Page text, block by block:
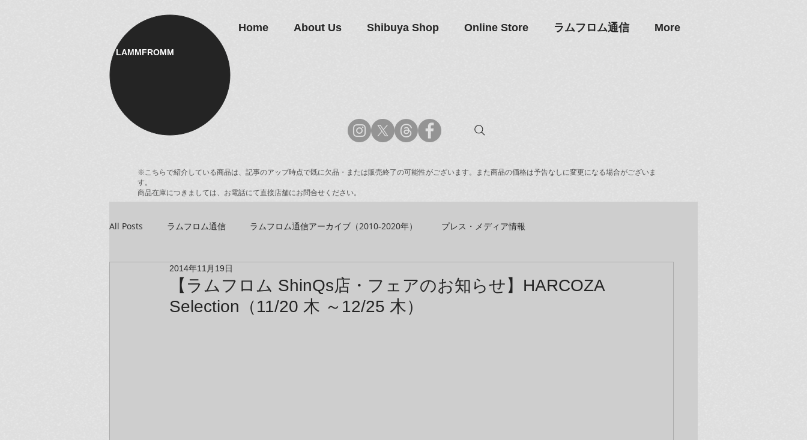
LAMMFROMM​
Home About Us Shibuya Shop Online Store ラムフロム通信 More
※こちらで紹介している商品は、記事のアップ時点で既に欠品・または販売終了の可能性がございます。また商品の価格は予告なしに変更になる場合がございま
す。
商品在庫につきましては、お電話にて直接店舗にお問合せください。
All Posts ラムフロム通信 ラムフロム通信アーカイブ（2010-2020年） プレス・メディア情報
アーティスト＆クリエイター紹介
【ラムフロム ShinQs店・フェアのお知らせ】HARCOZA
Selection（11/20 木 ～12/25 木）
2014年11月19日